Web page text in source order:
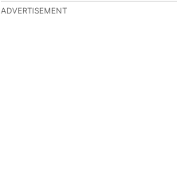
The following is a list of the most
ADVERTISEMENT